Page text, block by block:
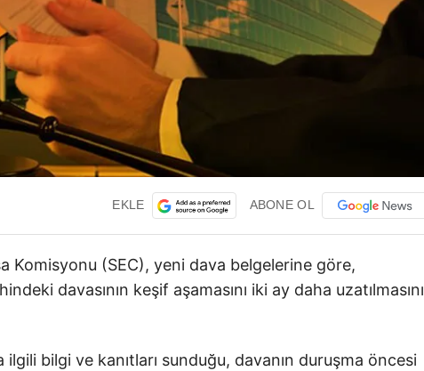
EKLE ABONE OL
Komisyonu (SEC), yeni dava belgelerine göre,
davasının keşif aşamasını iki ay daha uzatılmasını
ilgili bilgi ve kanıtları sunduğu, davanın duruşma öncesi